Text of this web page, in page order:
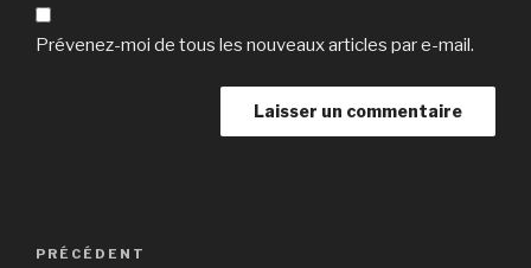
Prévenez-moi de tous les nouveaux articles par e-mail.
Navigation
Article
PRÉCÉDENT